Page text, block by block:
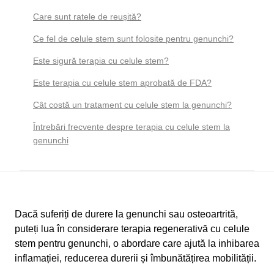
Dacă suferiți de durere la genunchi sau osteoartrită,
puteți lua în considerare terapia regenerativă cu celule
stem pentru genunchi, o abordare care ajută la inhibarea
inflamației, reducerea durerii și îmbunătățirea mobilității.
Care sunt ratele de reușită?
Ce fel de celule stem sunt folosite pentru genunchi?
Este sigură terapia cu celule stem?
Este terapia cu celule stem aprobată de FDA?
Cât costă un tratament cu celule stem la genunchi?
Întrebări frecvente despre terapia cu celule stem la
genunchi